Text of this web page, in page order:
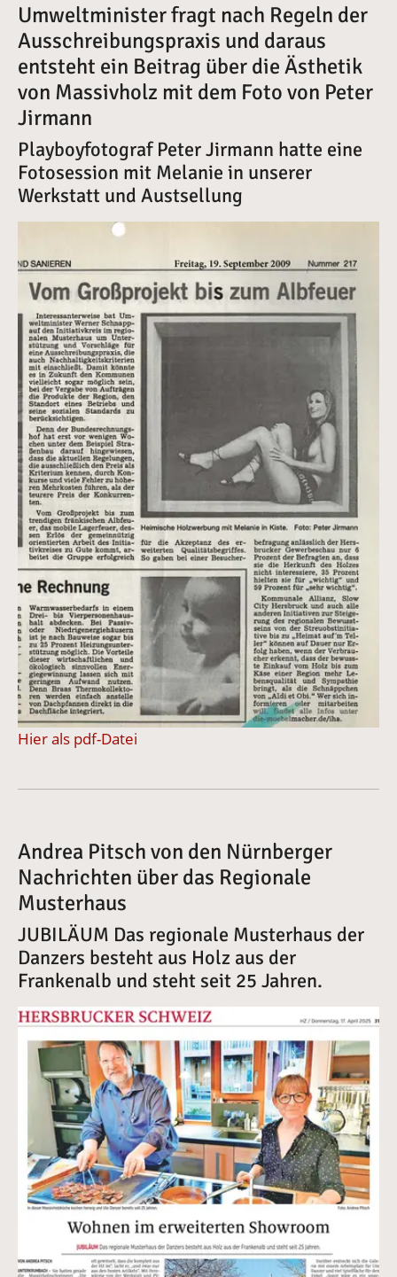
Umweltminister fragt nach Regeln der
Ausschreibungspraxis und daraus
entsteht ein Beitrag über die Ästhetik
von Massivholz mit dem Foto von Peter
Jirmann
Playboyfotograf Peter Jirmann hatte eine
Fotosession mit Melanie in unserer
Werkstatt und Austsellung
Vergrößerte Version anzeigen
Hier als pdf-Datei
Andrea Pitsch von den Nürnberger
Nachrichten über das Regionale
Musterhaus
JUBILÄUM Das regionale Musterhaus der
Danzers besteht aus Holz aus der
Frankenalb und steht seit 25 Jahren.
Vergrößerte Version anzeigen